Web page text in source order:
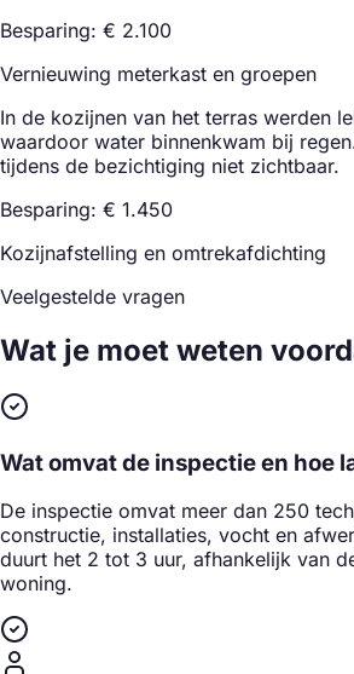
Besparing: € 2.100
Vernieuwing meterkast en groepen
In de kozijnen van het terras werden
waardoor water binnenkwam bij
tijdens de bezichtiging niet zichtbaar.
Besparing: € 1.450
Kozijnafstelling en omtrekafdichting
Veelgestelde vragen
Wat je moet weten
Wat omvat de inspectie en hoe
De inspectie omvat meer dan 250
constructie, installaties, vocht en
duurt het 2 tot 3 uur, afhankelijk van
woning.